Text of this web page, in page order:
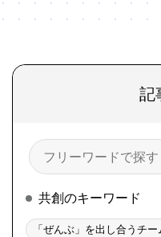
記
検
索
共創のキーワード
「ぜんぶ」を出し合うチ